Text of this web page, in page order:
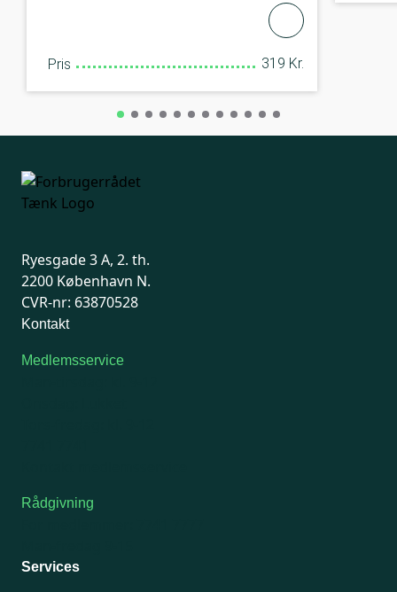
Pris 319 Kr.
Ryesgade 3 A, 2. th.
2200 København N.
CVR-nr: 63870528
Kontakt
Medlemsservice
Rådgivning
Services